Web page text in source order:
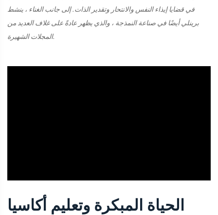
في قضايا إيذاء النفس والانتحار وتقدير الذات. إلى جانب الغناء ، ينشط
برينلي أيضًا في صناعة النمذجة ، والذي يظهر عادةً على غلاف العديد من
المجلات الشهيرة.
الحياة المبكرة وتعليم أكاسيا